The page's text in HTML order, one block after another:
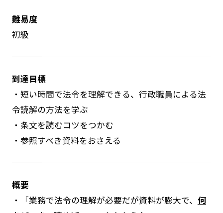
難易度
初級
到達目標
・短い時間で法令を理解できる、行政職員による法
令読解の方法を学ぶ
・条文を読むコツをつかむ
・参照すべき資料をおさえる
概要
・「業務で法令の理解が必要だが資料が膨大で、 何